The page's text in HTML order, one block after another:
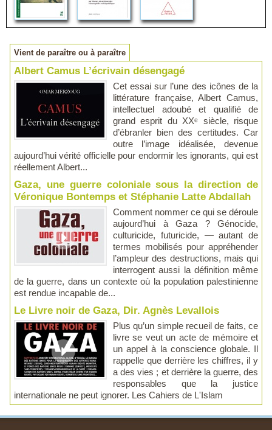
Vient de paraître ou à paraître
Albert Camus L’écrivain désengagé
Cet essai sur l’une des icônes de la
littérature française, Albert Camus,
intellectuel adoubé et qualifié de
grand esprit du XXᵉ siècle, risque
d’ébranler bien des certitudes. Car
outre l’image idéalisée, devenue
aujourd’hui vérité officielle pour endormir les ignorants, qui est
réellement Albert...
Gaza, une guerre coloniale sous la direction de
Véronique Bontemps et Stéphanie Latte Abdallah
Comment nommer ce qui se déroule
aujourd’hui à Gaza ? Génocide,
culturicide, futuricide, — autant de
termes mobilisés pour appréhender
l’ampleur des destructions, mais qui
interrogent aussi la définition même
de la guerre, dans un contexte où la population palestinienne
est rendue incapable de...
Le Livre noir de Gaza, Dir. Agnès Levallois
Plus qu’un simple recueil de faits, ce
livre se veut un acte de mémoire et
un appel à la conscience globale. Il
rappelle que derrière les chiffres, il y
a des vies ; et derrière la guerre, des
responsables que la justice
internationale ne peut ignorer. Les Cahiers de L'Islam